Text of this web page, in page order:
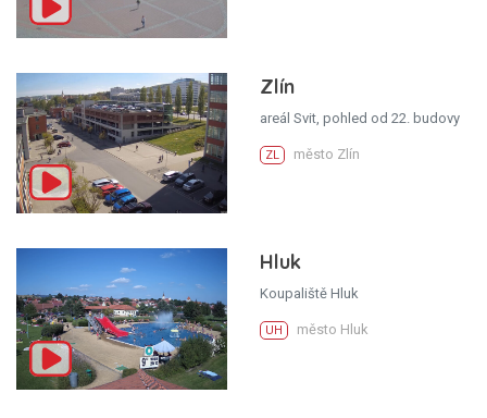
Zlín
areál Svit, pohled od 22. budovy
ZL město Zlín
Hluk
Koupaliště Hluk
UH město Hluk